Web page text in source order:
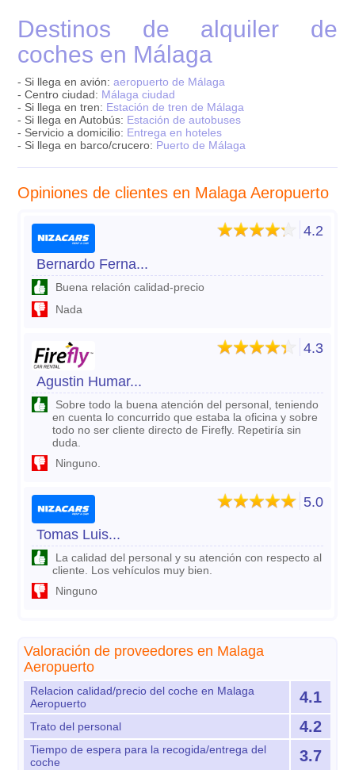
Destinos de alquiler de
coches en Málaga
- Si llega en avión:aeropuerto de Málaga
- Centro ciudad: Málaga ciudad
- Si llega en tren: Estación de tren de Málaga
- Si llega en Autobús: Estación de autobuses
- Servicio a domicilio: Entrega en hoteles
- Si llega en barco/crucero: Puerto de Málaga
Opiniones de clientes en Malaga Aeropuerto
Bernardo Ferna...
Buena relación calidad-precio
Nada
4.2
Agustin Humar...
Sobre todo la buena atención del personal, teniendo
en cuenta lo concurrido que estaba la oficina y sobre
todo no ser cliente directo de Firefly. Repetiría sin
duda.
Ninguno.
4.3
Tomas Luis...
La calidad del personal y su atención con respecto al
cliente. Los vehículos muy bien.
Ninguno
5.0
Valoración de proveedores en Malaga
Aeropuerto
Relacion calidad/precio del coche en Malaga
Aeropuerto
4.1
Trato del personal 4.2
Tiempo de espera para la recogida/entrega del
coche
3.7